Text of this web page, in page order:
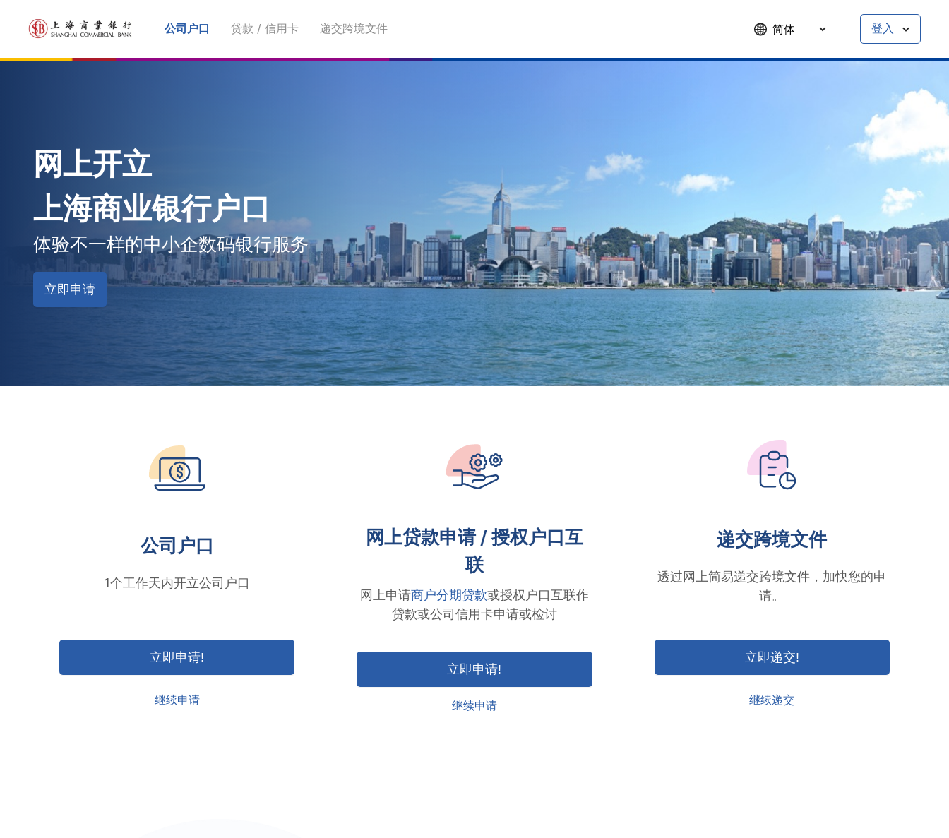
公司户口 贷款 / 信用卡 递交跨境文件 简体 登入
网上开立
上海商业银行户口
体验不一样的中小企数码银行服务
立即申请
公司户口
1个工作天内开立公司户口
立即申请!
继续申请
网上贷款申请 / 授权户口互
联
网上申请商户分期贷款或授权户口互联作
贷款或公司信用卡申请或检讨
立即申请!
继续申请
递交跨境文件
透过网上简易递交跨境文件，加快您的申
请。
立即递交!
继续递交